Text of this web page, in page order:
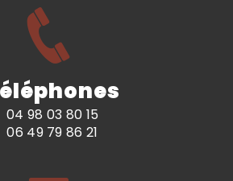
04 98 03 80 15
06 49 79 86 21